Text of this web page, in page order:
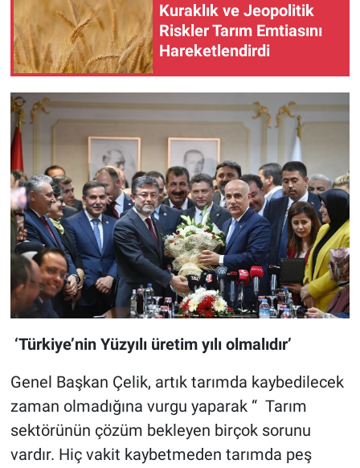
Kuraklık ve Jeopolitik
Riskler Tarım Emtiasını
Hareketlendirdi
‘Türkiye’nin Yüzyılı üretim yılı olmalıdır’
Genel Başkan Çelik, artık tarımda kaybedilecek
zaman olmadığına vurgu yaparak “ Tarım
sektörünün çözüm bekleyen birçok sorunu
vardır. Hiç vakit kaybetmeden tarımda peş